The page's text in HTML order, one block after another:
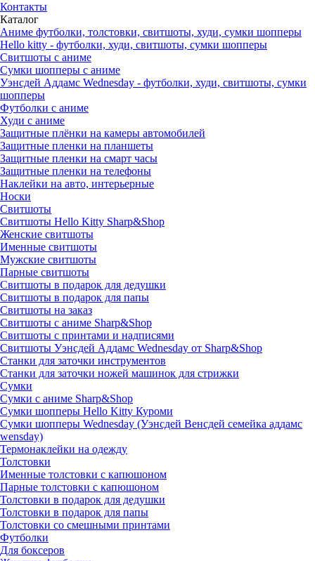
Контакты
Каталог
Аниме футболки, толстовки, свитшоты, худи, сумки шопперы
Hello kitty - футболки, худи, свитшоты, сумки шопперы
Свитшоты с аниме
Сумки шопперы с аниме
Уэнсдей Аддамс Wednesday - футболки, худи, свитшоты, сумки
шопперы
Футболки с аниме
Худи с аниме
Защитные плёнки на камеры автомобилей
Защитные пленки на планшеты
Защитные пленки на смарт часы
Защитные пленки на телефоны
Наклейки на авто, интерьерные
Носки
Свитшоты
Cвитшоты Hello Kitty Sharp&Shop
Женские свитшоты
Именные свитшоты
Мужские свитшоты
Парные свитшоты
Свитшоты в подарок для дедушки
Свитшоты в подарок для папы
Свитшоты на заказ
Свитшоты с аниме Sharp&Shop
Свитшоты с принтами и надписями
Свитшоты Уэнсдей Аддамс Wednesday от Sharp&Shop
Станки для заточки инструментов
Станки для заточки ножей машинок для стрижки
Сумки
Сумки с аниме Sharp&Shop
Сумки шопперы Hello Kitty Куроми
Сумки шопперы Wednesday (Уэнсдей Венсдей семейка аддамс
wensday)
Термонаклейки на одежду
Толстовки
Именные толстовки с капюшоном
Парные толстовки с капюшоном
Толстовки в подарок для дедушки
Толстовки в подарок для папы
Толстовки со смешными принтами
Футболки
Для боксеров